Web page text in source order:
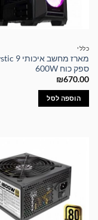
כללי
ספק כוח 600W
₪670.00
הוספה לסל